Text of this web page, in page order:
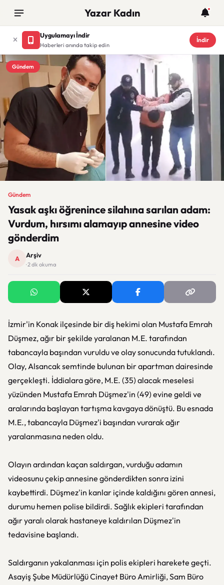
Yazar Kadın
Uygulamayı İndir
Haberleri anında takip edin
İndir
Gündem
Gündem
Yasak aşkı öğrenince silahına sarılan adam:
Vurdum, hırsımı alamayıp annesine video
gönderdim
A Arşiv
· 2 dk okuma
İzmir'in Konak ilçesinde bir diş hekimi olan Mustafa Emrah
Düşmez, ağır bir şekilde yaralanan M.E. tarafından
tabancayla başından vuruldu ve olay sonucunda tutuklandı.
Olay, Alsancak semtinde bulunan bir apartman dairesinde
gerçekleşti. İddialara göre, M.E. (35) alacak meselesi
yüzünden Mustafa Emrah Düşmez'in (49) evine geldi ve
aralarında başlayan tartışma kavgaya dönüştü. Bu esnada
M.E., tabancayla Düşmez'i başından vurarak ağır
yaralanmasına neden oldu.
Olayın ardından kaçan saldırgan, vurduğu adamın
videosunu çekip annesine gönderdikten sonra izini
kaybettirdi. Düşmez'in kanlar içinde kaldığını gören annesi,
durumu hemen polise bildirdi. Sağlık ekipleri tarafından
ağır yaralı olarak hastaneye kaldırılan Düşmez'in
tedavisine başlandı.
Saldırganın yakalanması için polis ekipleri harekete geçti.
Asayiş Şube Müdürlüğü Cinayet Büro Amirliği, Sam Büro